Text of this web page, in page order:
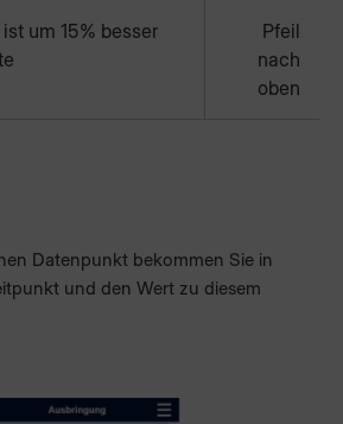
um 15% besser
Pfeil
nach
oben
Datenpunkt bekommen Sie in
und den Wert zu diesem